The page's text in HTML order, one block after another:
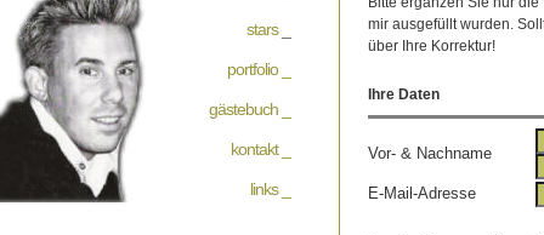
stars_
portfolio _
gästebuch _
kontakt _
links _
mir ausgefüllt wurden.
über Ihre Korrektur!
Ihre Daten
Vor- & Nachname
E-Mail-Adresse